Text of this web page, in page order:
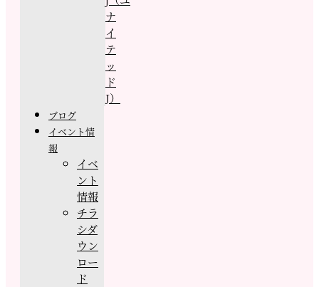
ナ
イ
テ
ッ
ド
J）
ブログ
イベント情
報
イベ
ント
情報
チラ
シダ
ウン
ロー
ド